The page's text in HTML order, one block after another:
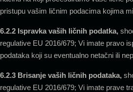
pristupu vašim ličnim podacima kojima
6.2.2 Ispravka vaših ličnih podatka,
regulative EU 2016/679; Vi imate pravo
podataka koji su eventualno netačni ili
6.2.3 Brisanje vaših ličnih podataka,
regulative EU 2016/679; Vi imate prave